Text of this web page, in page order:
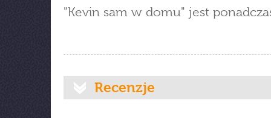
"Kevin sam w domu" jest
Recenzje